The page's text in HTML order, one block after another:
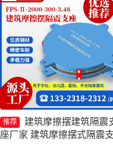
推荐
建筑摩擦摆建筑隔震
座厂家 建筑摩擦摆式隔震